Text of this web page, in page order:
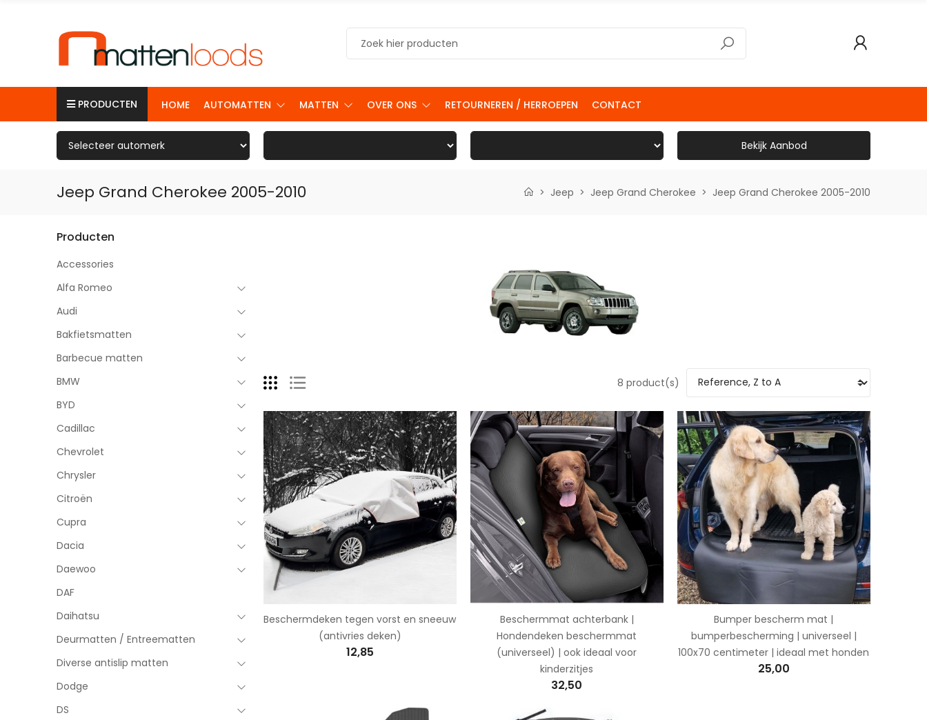
PRODUCTEN HOME AUTOMATTEN MATTEN OVER ONS RETOURNEREN / HERROEPEN CONTACT
Bekijk Aanbod
Jeep Grand Cherokee 2005-2010 Jeep Jeep Grand Cherokee Jeep Grand Cherokee 2005-2010
Producten
Accessories
Alfa Romeo
Audi
Bakfietsmatten
Barbecue matten
BMW
BYD
Cadillac
Chevrolet
Chrysler
Citroën
Cupra
Dacia
Daewoo
DAF
Daihatsu
Deurmatten / Entreematten
Diverse antislip matten
Dodge
DS
8 product(s)
Beschermdeken tegen vorst en sneeuw
(antivries deken)
12,85
Beschermmat achterbank |
Hondendeken beschermmat
(universeel) | ook ideaal voor
kinderzitjes
32,50
Bumper bescherm mat |
bumperbescherming | universeel |
100x70 centimeter | ideaal met honden
25,00